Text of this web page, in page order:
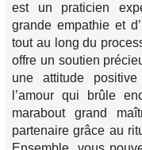
est un praticien
grande empathie et
tout au long du
offre un soutien
une attitude
l’amour qui brûle
marabout grand
partenaire grâce au